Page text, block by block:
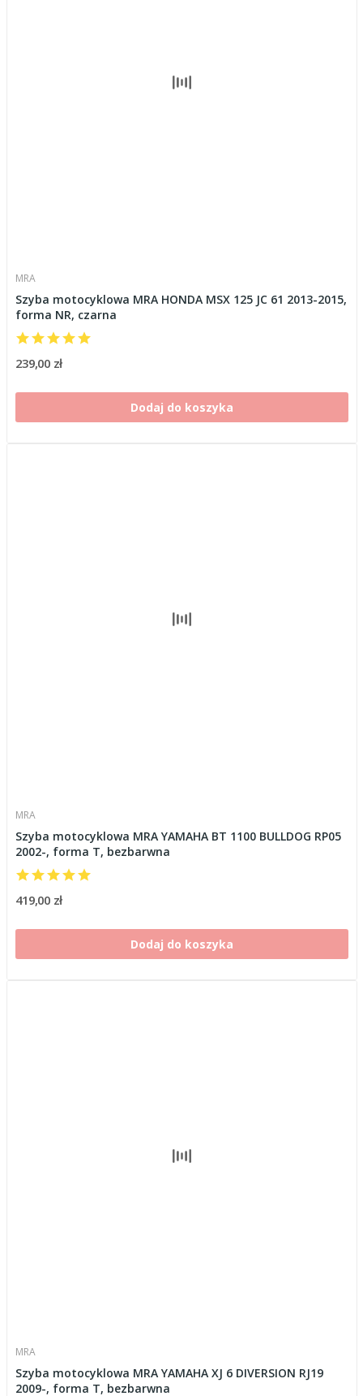
MRA
Szyba motocyklowa MRA HONDA MSX 125 JC 61 2013-2015,
forma NR, czarna
239,00 zł
Dodaj do koszyka
MRA
Szyba motocyklowa MRA YAMAHA BT 1100 BULLDOG RP05
2002-, forma T, bezbarwna
419,00 zł
Dodaj do koszyka
MRA
Szyba motocyklowa MRA YAMAHA XJ 6 DIVERSION RJ19
2009-, forma T, bezbarwna